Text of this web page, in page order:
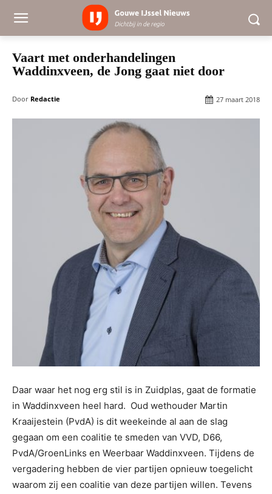
Vaart met onderhandelingen
Waddinxveen, de Jong gaat niet door
Door Redactie 27 maart 2018
Daar waar het nog erg stil is in Zuidplas, gaat de formatie
in Waddinxveen heel hard. Oud wethouder Martin
Kraaijestein (PvdA) is dit weekeinde al aan de slag
gegaan om een coalitie te smeden van VVD, D66,
PvdA/GroenLinks en Weerbaar Waddinxveen. Tijdens de
vergadering hebben de vier partijen opnieuw toegelicht
waarom zij een coalitie van deze partijen willen. Tevens